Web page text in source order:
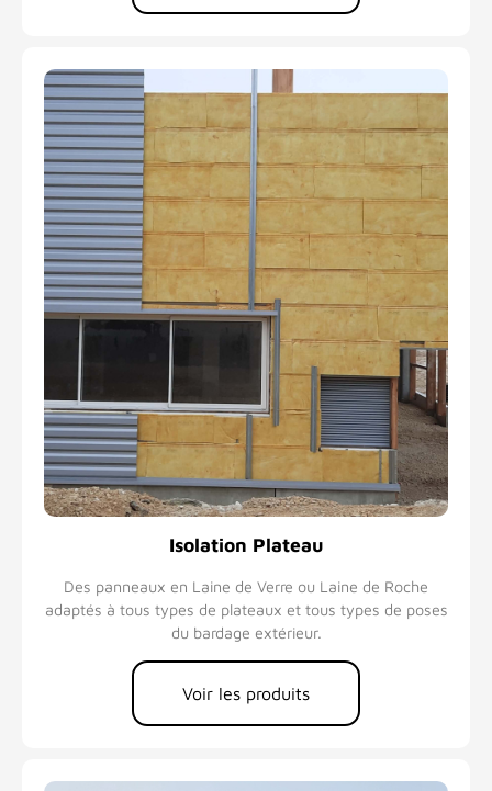
Isolation Plateau
Des panneaux en Laine de Verre ou Laine de Roche
adaptés à tous types de plateaux et tous types de poses
du bardage extérieur.
Voir les produits